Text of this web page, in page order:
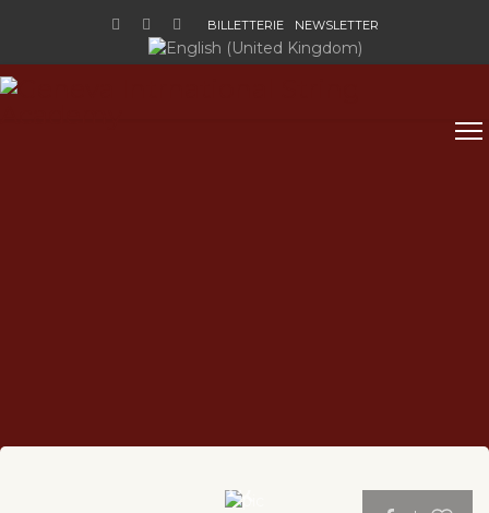
BILLETTERIE NEWSLETTER
Sélectionnez votre langue